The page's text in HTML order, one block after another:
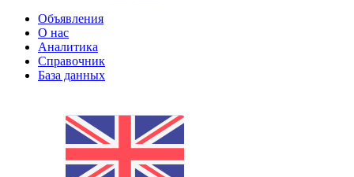
Объявления
О нас
Аналитика
Справочник
База данных